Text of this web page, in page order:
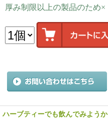
厚み制限以上の製品のため×
ハーブティーでも飲んでみようか